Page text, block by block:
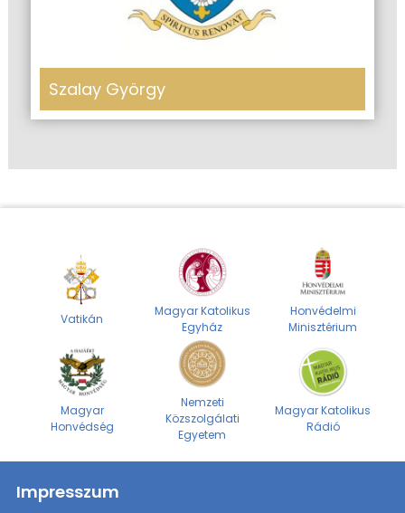
Szalay György
Vatikán
Magyar Katolikus
Egyház
Honvédelmi
Minisztérium
Magyar
Honvédség
Nemzeti
Közszolgálati
Egyetem
Magyar Katolikus
Rádió
Impresszum